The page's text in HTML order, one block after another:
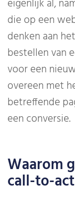
eigenlijk al,
die op een
denken aan het
bestellen van
voor een
overeen met
betreffende
een conversie.
Waarom
call-to-